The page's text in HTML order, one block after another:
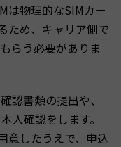
は物理的なSIMカー
ため、キャリア側で
らう必要がありま
認書類の提出や、
人確認をします。
意したうえで、申込